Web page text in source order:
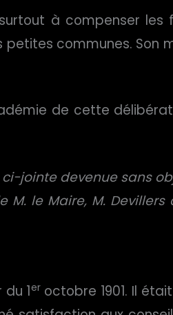
à compenser les
communes. Son
de cette
jointe devenue sans
le Maire, M.
1eroctobre 1901. Il